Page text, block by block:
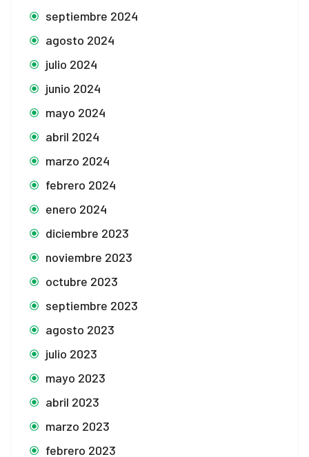
septiembre 2024
agosto 2024
julio 2024
junio 2024
mayo 2024
abril 2024
marzo 2024
febrero 2024
enero 2024
diciembre 2023
noviembre 2023
octubre 2023
septiembre 2023
agosto 2023
julio 2023
mayo 2023
abril 2023
marzo 2023
febrero 2023